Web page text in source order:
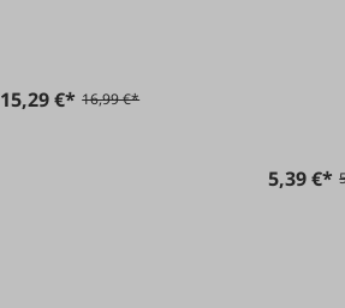
15,29 €* 16,99 €*
5,39 €*